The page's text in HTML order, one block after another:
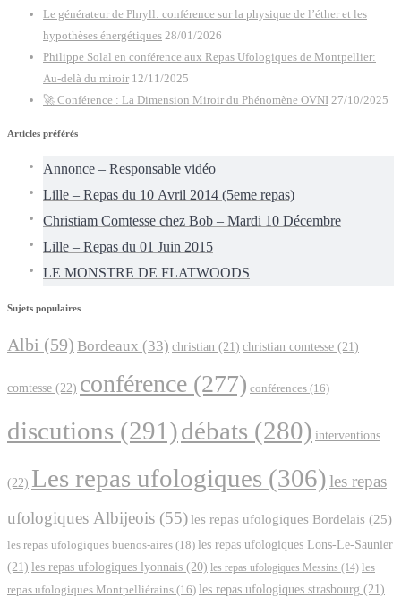
Le générateur de Phryll: conférence sur la physique de l’éther et les
hypothèses énergétiques 28/01/2026
Philippe Solal en conférence aux Repas Ufologiques de Montpellier:
Au-delà du miroir 12/11/2025
🚀 Conférence : La Dimension Miroir du Phénomène OVNI 27/10/2025
Articles préférés
Annonce – Responsable vidéo
Lille – Repas du 10 Avril 2014 (5eme repas)
Christiam Comtesse chez Bob – Mardi 10 Décembre
Lille – Repas du 01 Juin 2015
LE MONSTRE DE FLATWOODS
Sujets populaires
Albi (59) Bordeaux (33) christian (21) christian comtesse (21)
comtesse (22) conférence (277) conférences (16)
discutions (291)débats (280) interventions
(22) Les repas ufologiques (306)les repas
ufologiques Albijeois (55)les repas ufologiques Bordelais (25)
les repas ufologiques buenos-aires (18) les repas ufologiques Lons-Le-Saunier
(21) les repas ufologiques lyonnais (20) les repas ufologiques Messins (14) les
repas ufologiques Montpelliérains (16) les repas ufologiques strasbourg (21)